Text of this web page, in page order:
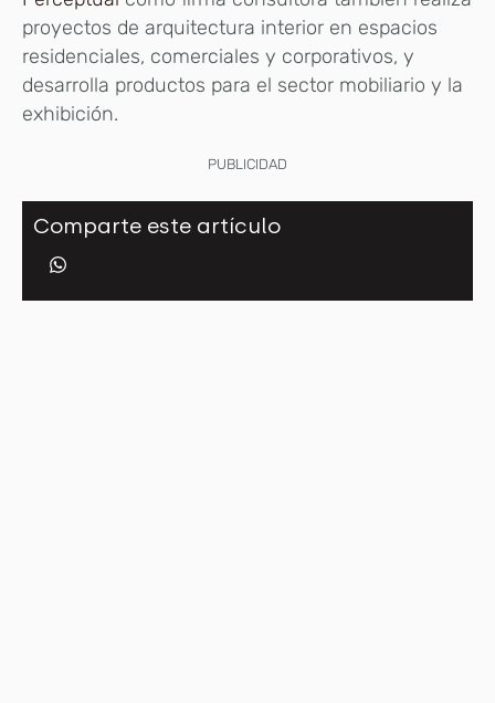
proyectos de arquitectura interior en espacios
residenciales, comerciales y corporativos, y
desarrolla productos para el sector mobiliario y la
exhibición.
PUBLICIDAD
Comparte este artículo